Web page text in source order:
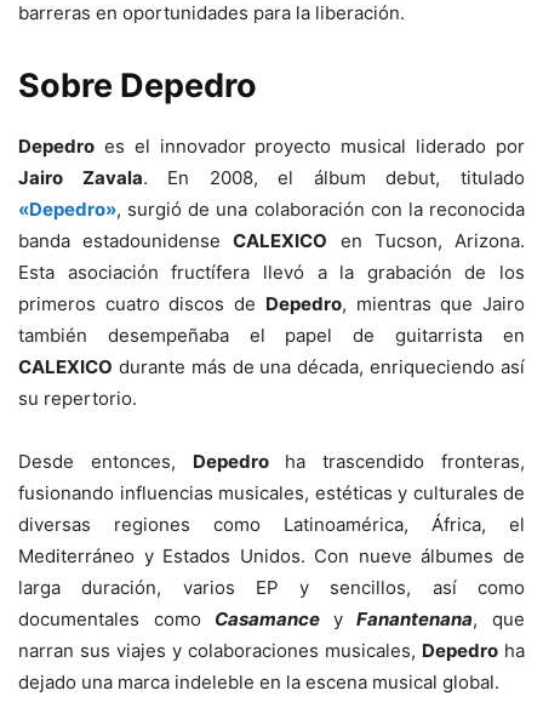
barreras en oportunidades para la liberación.
Sobre Depedro
Depedro es el innovador proyecto musical liderado por
Jairo Zavala. En 2008, el álbum debut, titulado
«Depedro», surgió de una colaboración con la reconocida
banda estadounidenseCALEXICO en Tucson, Arizona.
Esta asociación fructífera llevó a la grabación de los
primeros cuatro discos de Depedro, mientras que Jairo
también desempeñaba el papel de guitarrista en
CALEXICO durante más de una década, enriqueciendo así
su repertorio.
Desde entonces, Depedroha trascendido fronteras,
fusionando influencias musicales, estéticas y culturales de
diversas regiones como Latinoamérica, África, el
Mediterráneo y Estados Unidos. Con nueve álbumes de
larga duración, varios EP y sencillos, así como
documentales como Casamance yFanantenana, que
narran sus viajes y colaboraciones musicales, Depedro ha
dejado una marca indeleble en la escena musical global.